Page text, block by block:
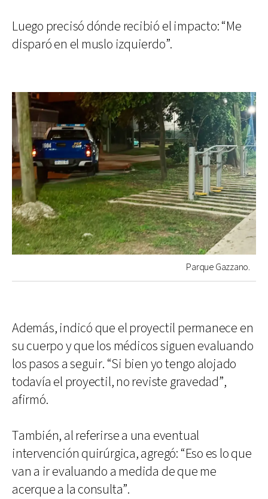
Luego precisó dónde recibió el impacto: “Me
disparó en el muslo izquierdo”.
Parque Gazzano.
Además, indicó que el proyectil permanece en
su cuerpo y que los médicos siguen evaluando
los pasos a seguir. “Si bien yo tengo alojado
todavía el proyectil, no reviste gravedad”,
afirmó.
También, al referirse a una eventual
intervención quirúrgica, agregó: “Eso es lo que
van a ir evaluando a medida de que me
acerque a la consulta”.